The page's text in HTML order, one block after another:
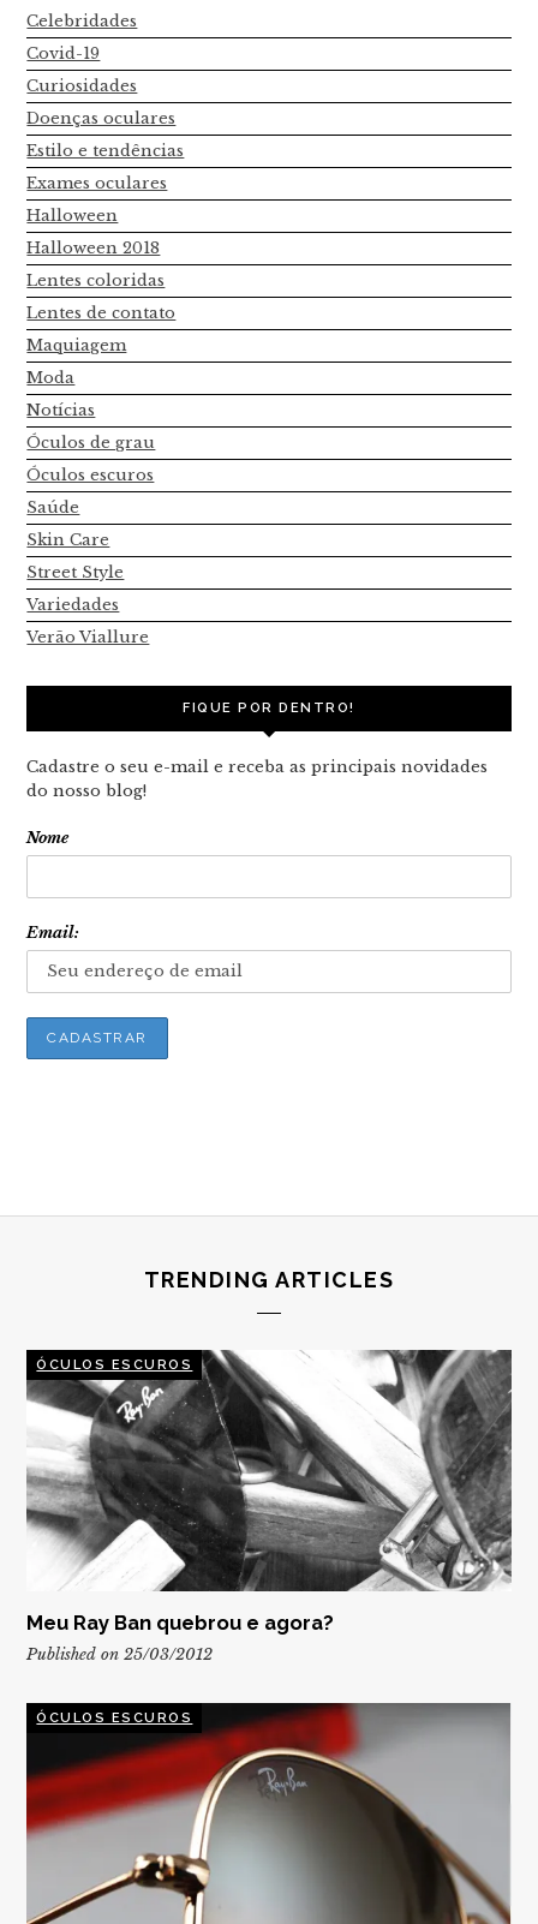
Celebridades
Covid-19
Curiosidades
Doenças oculares
Estilo e tendências
Exames oculares
Halloween
Halloween 2018
Lentes coloridas
Lentes de contato
Maquiagem
Moda
Notícias
Óculos de grau
Óculos escuros
Saúde
Skin Care
Street Style
Variedades
Verão Viallure
FIQUE POR DENTRO!
Cadastre o seu e-mail e receba as principais novidades
do nosso blog!
Nome
Email:
TRENDING ARTICLES
ÓCULOS ESCUROS
Meu Ray Ban quebrou e agora?
Published on 25/03/2012
ÓCULOS ESCUROS